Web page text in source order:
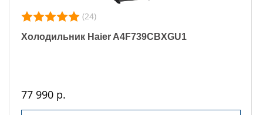
(24)
Холодильник Haier A4F739CBXGU1
77 990 р.